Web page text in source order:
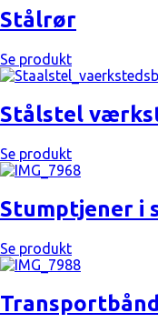
Stålrør
Se produkt
Stålstel
Se produkt
Stumptjener i
Se produkt